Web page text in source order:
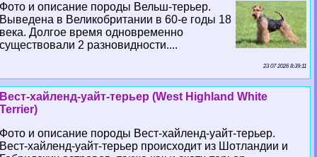
Фото и описание породы Вельш-терьер.
Выведена в Великобритании в 60-е годы 18
века. Долгое время одновременно
существовали 2 разновидности....
23 07 2026 8:39:11
Вест-хайленд-уайт-терьер (West Highland White
Terrier)
Фото и описание породы Вест-хайленд-уайт-терьер.
Вест-хайленд-уайт-терьер происходит из Шотландии и